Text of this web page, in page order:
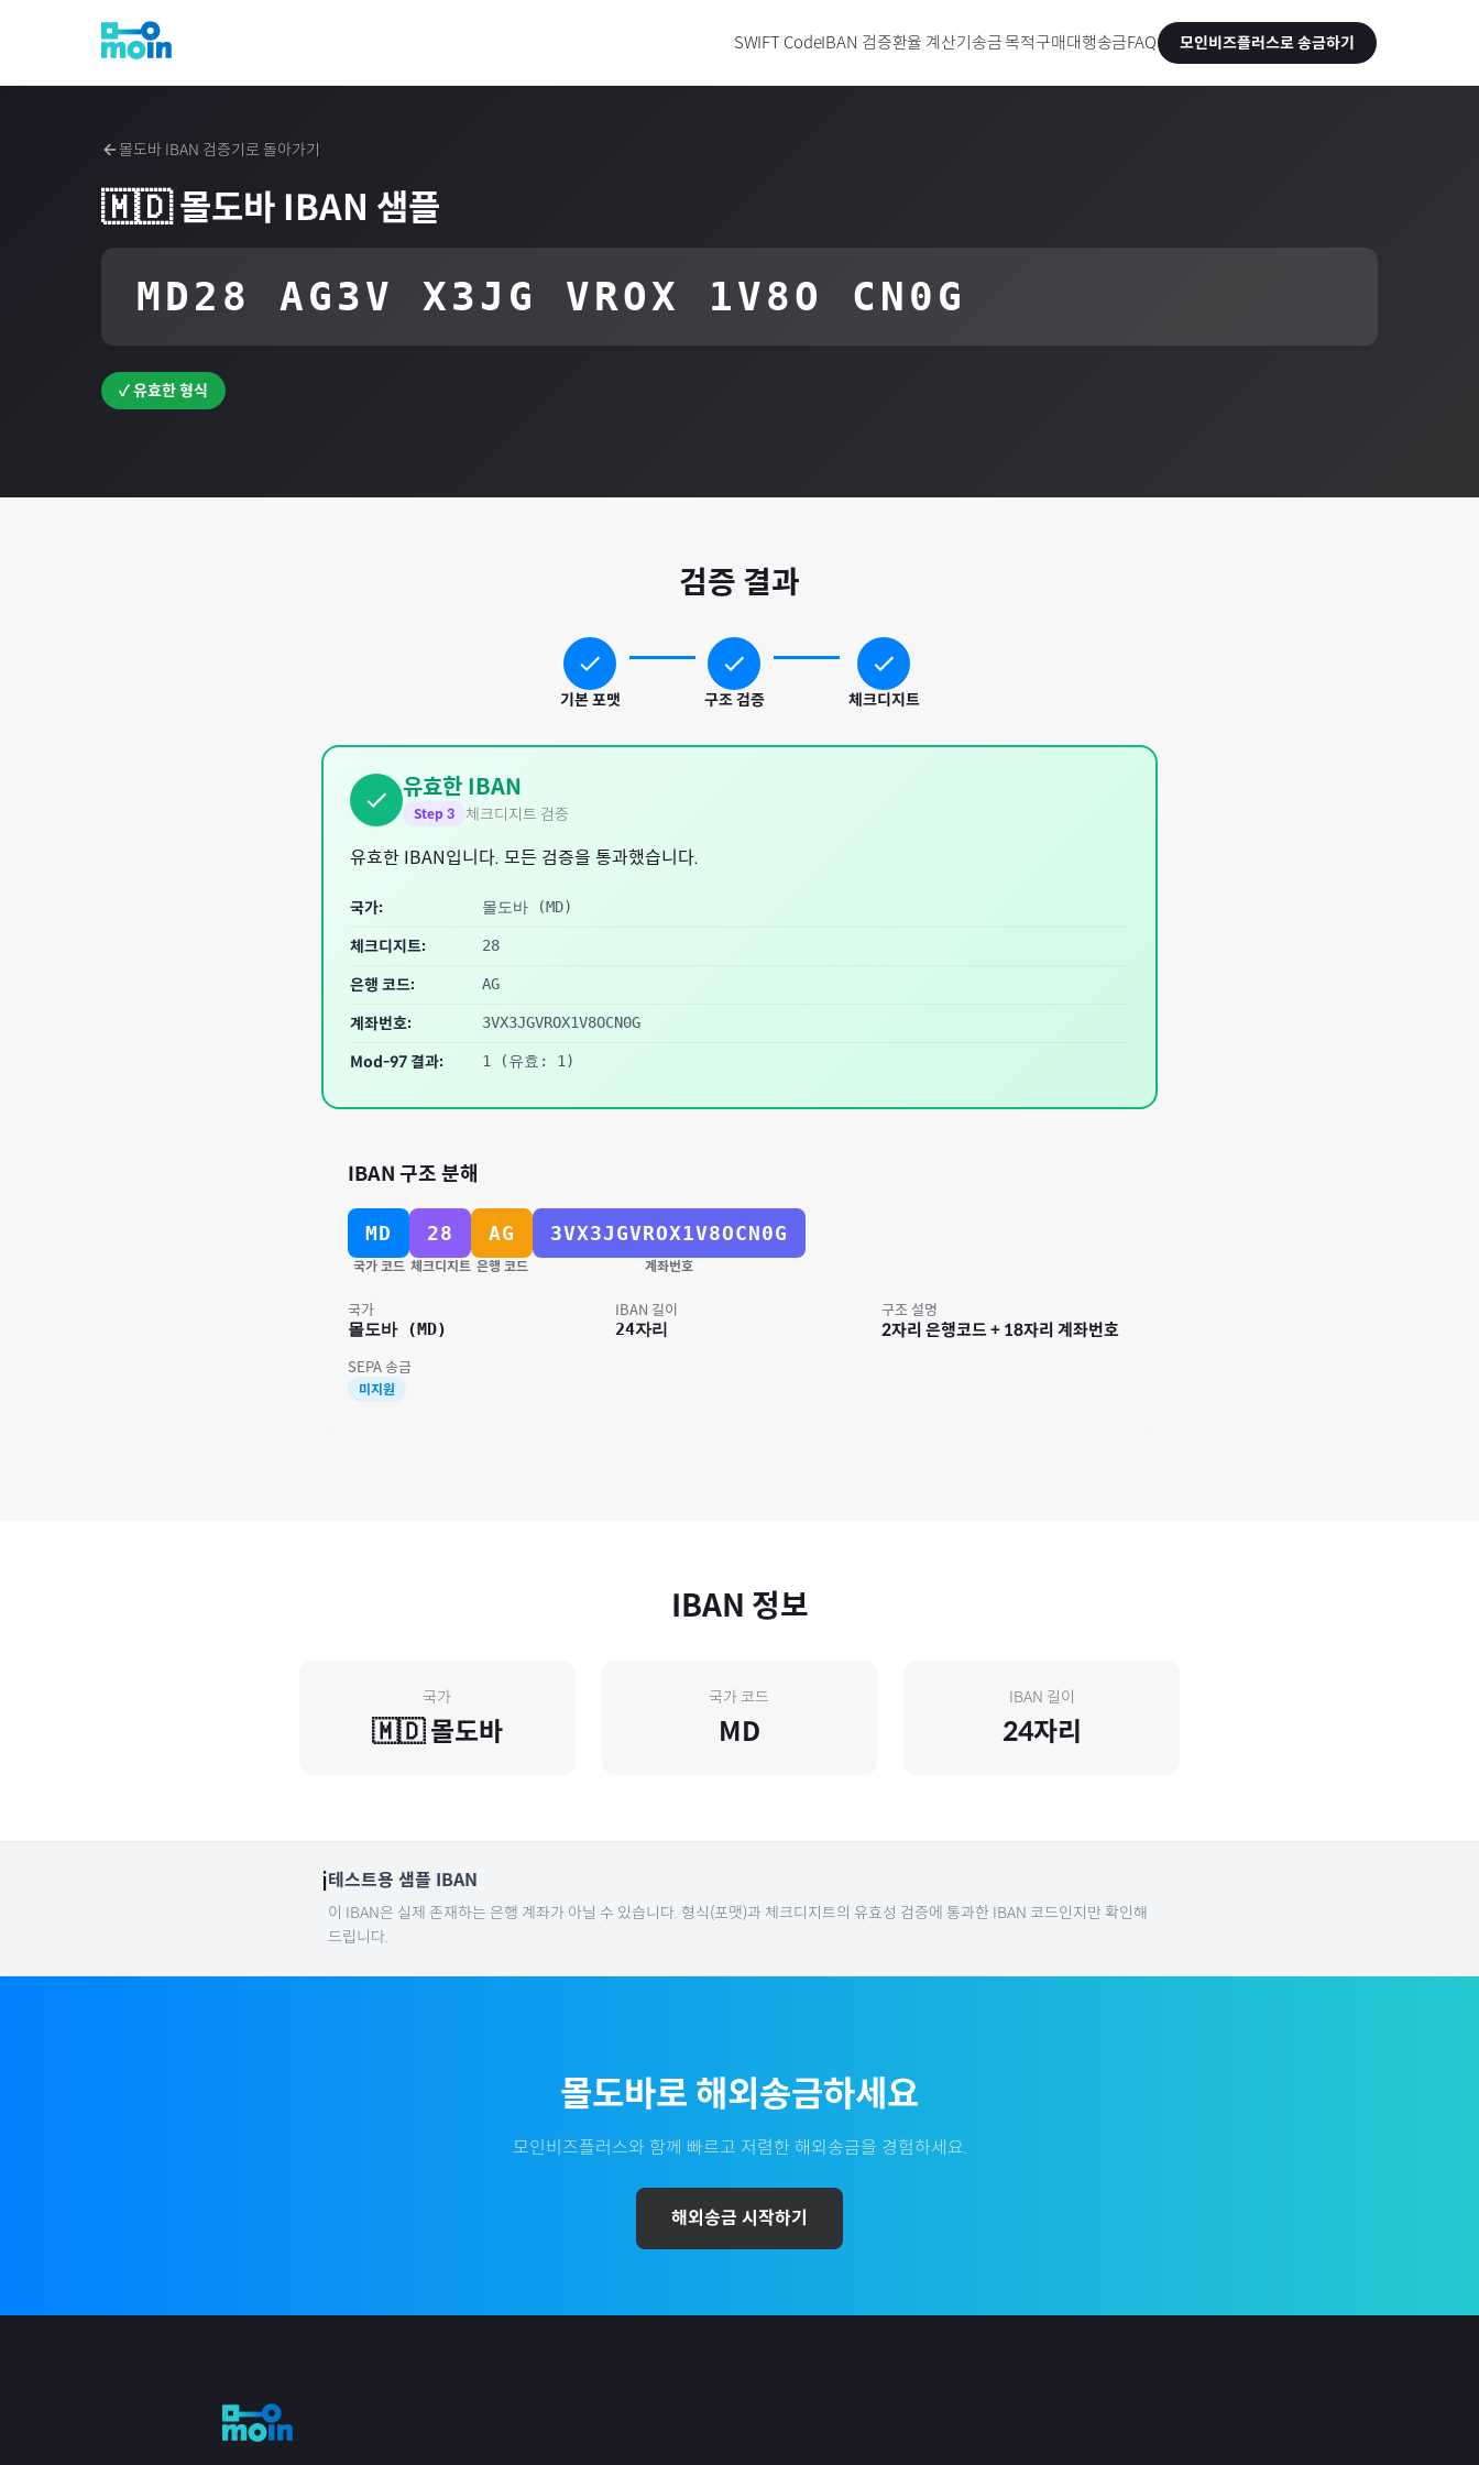
SWIFT CodeIBAN 검증환율 계산기송금 목적구매대행송금FAQ 모인비즈플러스로 송금하기
몰도바 IBAN 검증기로 돌아가기
🇲🇩 몰도바 IBAN 샘플
MD28 AG3V X3JG VROX 1V8O CN0G
✓ 유효한 형식
검증 결과
기본 포맷 구조 검증 체크디지트
유효한 IBAN
Step 3 체크디지트 검증
유효한 IBAN입니다. 모든 검증을 통과했습니다.
국가: 몰도바 (MD)
체크디지트: 28
은행 코드: AG
계좌번호: 3VX3JGVROX1V8OCN0G
Mod-97 결과: 1 (유효: 1)
IBAN 구조 분해
MD
국가 코드
28
체크디지트
AG
은행 코드
3VX3JGVROX1V8OCN0G
계좌번호
국가
몰도바(MD)
IBAN 길이
24자리
구조 설명
2자리 은행코드 + 18자리 계좌번호
SEPA 송금
미지원
IBAN 정보
국가
🇲🇩 몰도바
국가 코드
MD
IBAN 길이
24자리
ℹ️테스트용 샘플 IBAN
이 IBAN은 실제 존재하는 은행 계좌가 아닐 수 있습니다. 형식(포맷)과 체크디지트의 유효성 검증에 통과한 IBAN 코드인지만 확인해
드립니다.
몰도바로 해외송금하세요
모인비즈플러스와 함께 빠르고 저렴한 해외송금을 경험하세요.
해외송금 시작하기